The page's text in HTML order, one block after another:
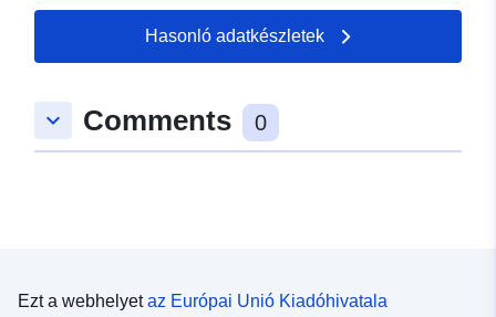
Hasonló adatkészletek
keyboard_arrow_down Comments 0
Ezt a webhelyetaz Európai Unió Kiadóhivatala